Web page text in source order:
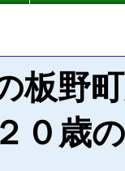
板野
０歳